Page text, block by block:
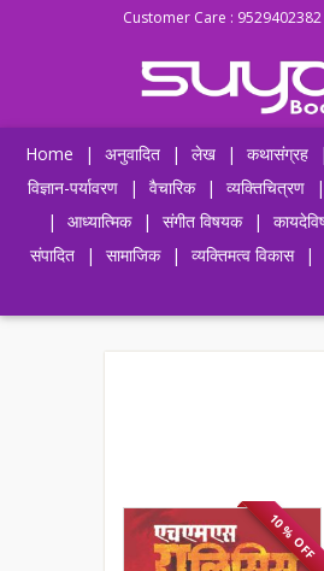
Customer Care :
Home | अनुवादित | लेख | कथासंग्रह |
विज्ञान-पर्यावरण
| वैचारिक | व्यक्तिचित्रण |
|
आध्यात्मिक | संगीत विषयक |
संपादित
| सामाजिक | व्यक्तिमत्व विकास |
10 % OFF